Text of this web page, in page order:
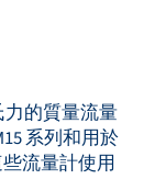
的質量流量
系列和用於
些流量計使用